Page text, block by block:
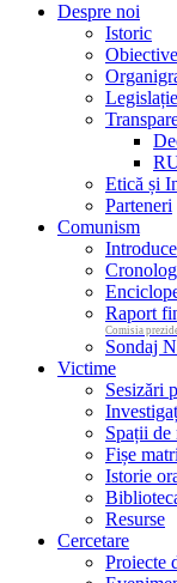
Despre noi
Istoric
Obiective
Legislație
Etică și
Parteneri
Comunism
Raport
Comisia
Sondaj
Victime
Sesizări
Spații de
Fișe
Istorie
Resurse
Cercetare
Proiecte